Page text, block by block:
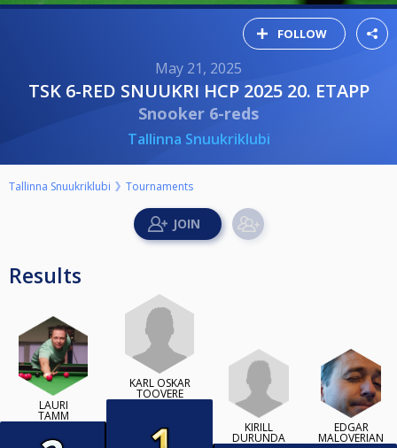
FOLLOW
May 21, 2025
TSK 6-RED SNUUKRI HCP 2025 20. ETAPP
Snooker 6-reds
Tallinna Snuukriklubi
Tallinna Snuukriklubi Tournaments
Results
LAURI
TAMM
KARL OSKAR
TOOVERE
KIRILL
DURUNDA
EDGAR
MALOVERIAN